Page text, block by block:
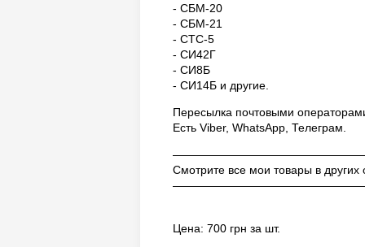
- СБМ-20
- СБМ-21
- СТС-5
- СИ42Г
- СИ8Б
- СИ14Б и другие.
Пересылка почтовыми
Есть Viber, WhatsApp, Телеграм.
Смотрите все мои товары в других
Цена: 700 грн за шт.